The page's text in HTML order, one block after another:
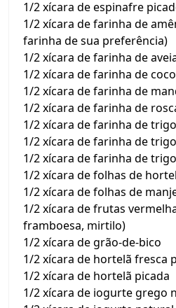
1/2 xícara de espinafre
1/2 xícara de farinha de
farinha de sua preferência)
1/2 xícara de farinha de
1/2 xícara de farinha de coco
1/2 xícara de farinha de
1/2 xícara de farinha de
1/2 xícara de farinha de trigo
1/2 xícara de farinha de
1/2 xícara de farinha de
1/2 xícara de folhas de
1/2 xícara de folhas de
1/2 xícara de frutas
framboesa, mirtilo)
1/2 xícara de grão-de-bico
1/2 xícara de hortelã fresca
1/2 xícara de hortelã picada
1/2 xícara de iogurte grego